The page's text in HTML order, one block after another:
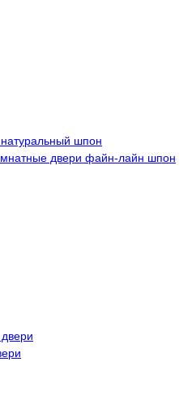
шпон
двери файн-лайн шпон